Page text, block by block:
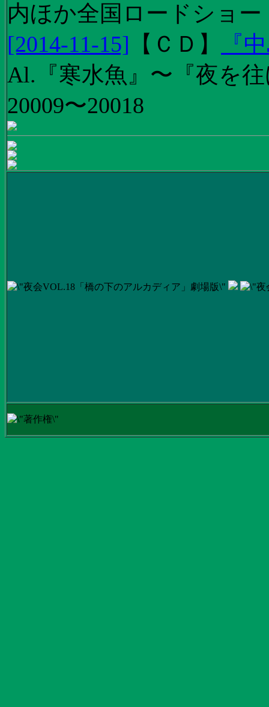
内ほか全国ロードショー
[2014-11-15] 【 ＣＤ 】
『
Al.『寒水魚』〜『夜を
20009〜20018